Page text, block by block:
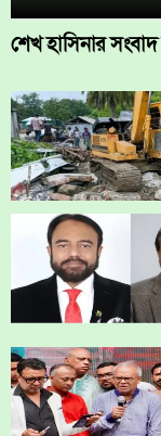
শেখ হাসিনার সংবাদ